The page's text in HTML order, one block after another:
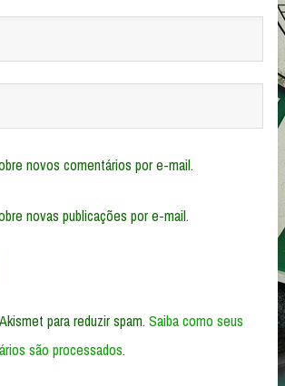
novos comentários por e-mail.
novas publicações por e-mail.
para reduzir spam.Saiba como seus
são processados.